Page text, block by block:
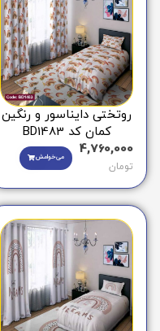
روتختی دایناسور و رنگین
کمان کد BD1483
4,760,000
تومان
می‌خوامش